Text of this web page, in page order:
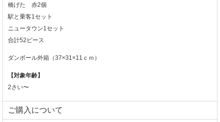
橋げた 赤2個
駅と乗客1セット
ニュータウン1セット
合計52ピース
ダンボール外箱（37×31×11ｃｍ）
【対象年齢】
2さい〜
ご購入について